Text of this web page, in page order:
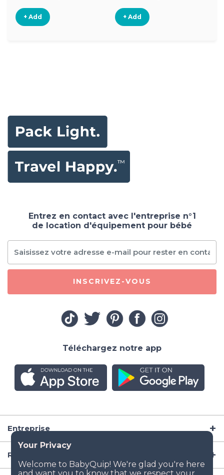
+ Add + Add
Entreprise
Ressources
Entrez en contact avec l'entreprise n°1
de location d'équipement pour bébé
INSCRIVEZ-VOUS
Téléchargez notre app